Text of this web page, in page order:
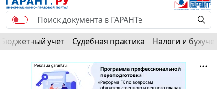
Бюджетный учет Судебная практика Налоги и